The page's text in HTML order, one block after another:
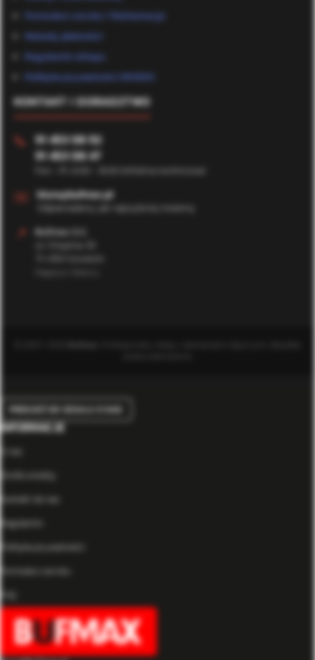
Formularz zwrotu / Reklamacje
Metody płatności
Regulamin sklepu
Polityka prywatności (RODO)
KONTAKT I DORADZTWO
📞 91 453 08 92
91 453 08 47
✉️ biuro@bufmax.pl
Odpowiadamy jak najszybciej możemy
📍
Bufmax S.C.
PRZEJDŹ DO DZIAŁU O NAS
INFORMACJE
O nas
Strefa wiedzy
Kontakt do nas
Regulamin
Polityka prywatności
Formularz zwrotu